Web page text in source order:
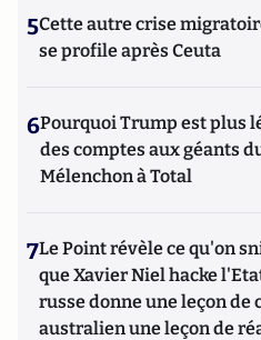
5Cette autre crise
se profile après Ceuta
6Pourquoi Trump est plus
des comptes aux géants
Mélenchon à Total
7Le Point révèle ce qu'on
que Xavier Niel hacke
russe donne une leçon de
australien une leçon de